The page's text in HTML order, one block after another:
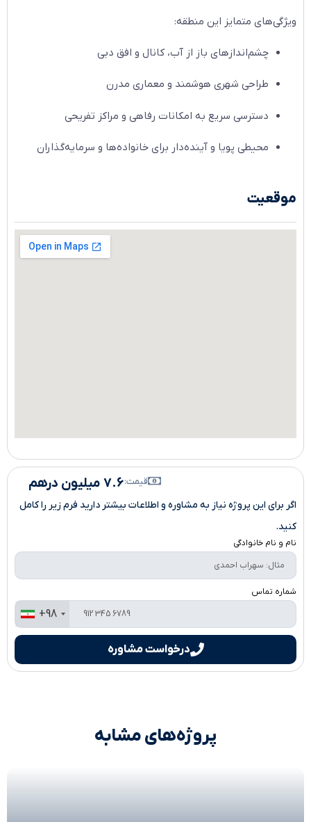
۷.۶ میلیون درهمقیمت:
اگر برای این پروژه نیاز به مشاوره و اطلاعات بیشتر دارید فرم زیر را کامل
کنید.
نام و نام خانوادگی
شماره تماس
+98
درخواست مشاوره
ویژگی‌های متمایز این منطقه:
چشم‌اندازهای باز از آب، کانال و افق دبی
طراحی شهری هوشمند و معماری مدرن
دسترسی سریع به امکانات رفاهی و مراکز تفریحی
محیطی پویا و آینده‌دار برای خانواده‌ها و سرمایه‌گذاران
موقعیت
پروژه‌های مشابه